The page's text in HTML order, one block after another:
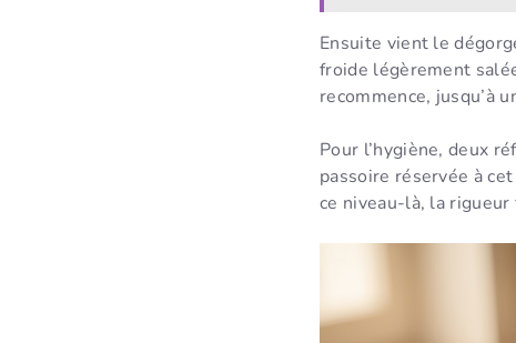
Ensuite vient le
froide légèrement
recommence, jusqu’à
Pour l’hygiène, deux
passoire réservée à
ce niveau-là, la